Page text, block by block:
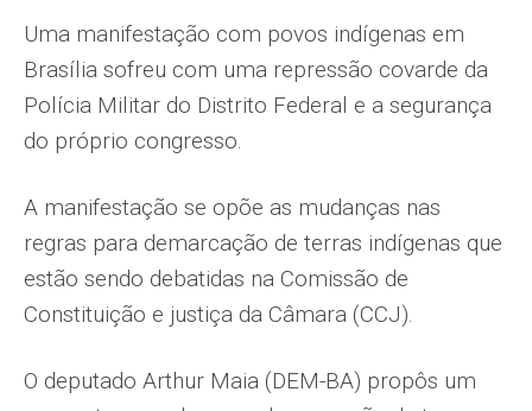
Uma manifestação com povos indígenas em
Brasília sofreu com uma repressão covarde da
Polícia Militar do Distrito Federal e a segurança
do próprio congresso.
A manifestação se opõe as mudanças nas
regras para demarcação de terras indígenas que
estão sendo debatidas na Comissão de
Constituição e justiça da Câmara (CCJ).
O deputado Arthur Maia (DEM-BA) propôs um